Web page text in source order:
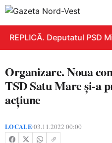
REPLICĂ. Deputatul PSD
Organizare. Noua
TSD Satu Mare și-a
acțiune
LOCALE•03.11.2022 00:00